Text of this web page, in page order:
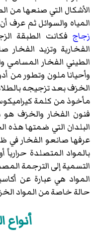
الأشكال التي صنعها من
المياه والسوائل ثم عرف
زجاج فكانت الطبقة
الفخارية وتزيد
الطيني الفخار
وأحيانا ملون وتطور من
الخزف بعد تزجيجه
مأخوذ من كلمة
فنون الفخار والخزف هو
البلدان التي ضمتها هذه
عرفها صانعو الفخار في
بالمواد المتصلدة حرارياً
المواد هي عبارة عن
حالة خاصة من المواد
أنواع